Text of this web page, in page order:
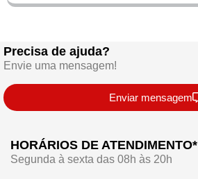
Precisa de ajuda?
Envie uma mensagem!
Enviar mensagem
HORÁRIOS DE ATENDIMENTO*
Segunda à sexta das 08h às 20h